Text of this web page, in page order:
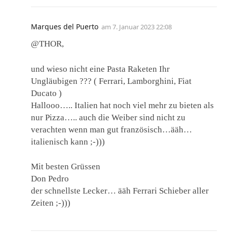
Marques del Puerto am 7. Januar 2023 22:08
@THOR,
und wieso nicht eine Pasta Raketen Ihr
Ungläubigen ??? ( Ferrari, Lamborghini, Fiat
Ducato )
Hallooo….. Italien hat noch viel mehr zu bieten als
nur Pizza….. auch die Weiber sind nicht zu
verachten wenn man gut französisch…ääh…
italienisch kann ;-)))
Mit besten Grüssen
Don Pedro
der schnellste Lecker… ääh Ferrari Schieber aller
Zeiten ;-)))